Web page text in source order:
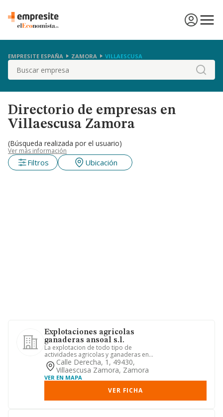
EMPRESITE ESPAÑA ZAMORA VILLAESCUSA
Buscar
Directorio de empresas en
Villaescusa Zamora
(Búsqueda realizada por el usuario)
Ver más información
Filtros Ubicación
Explotaciones agricolas
ganaderas ansoal s.l.
La explotacion de todo tipo de
actividades agricolas y ganaderas en
toda su extension.
Calle Derecha, 1, 49430,
Villaescusa Zamora, Zamora
VER EN MAPA
VER FICHA